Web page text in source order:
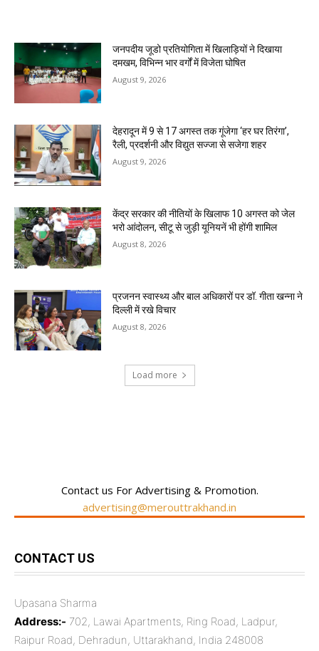
जनपदीय जूडो प्रतियोगिता में खिलाड़ियों ने दिखाया
दमखम, विभिन्न भार वर्गों में विजेता घोषित
August 9, 2026
देहरादून में 9 से 17 अगस्त तक गूंजेगा ‘हर घर तिरंगा’,
रैली, प्रदर्शनी और विद्युत सज्जा से सजेगा शहर
August 9, 2026
केंद्र सरकार की नीतियों के खिलाफ 10 अगस्त को जेल
भरो आंदोलन, सीटू से जुड़ी यूनियनें भी होंगी शामिल
August 8, 2026
प्रजनन स्वास्थ्य और बाल अधिकारों पर डॉ. गीता खन्ना ने
दिल्ली में रखे विचार
August 8, 2026
Load more
Contact us For Advertising & Promotion.
advertising@merouttrakhand.in
CONTACT US
Upasana Sharma
Address:- 702, Lawai Apartments, Ring Road, Ladpur,
Raipur Road, Dehradun, Uttarakhand, India 248008